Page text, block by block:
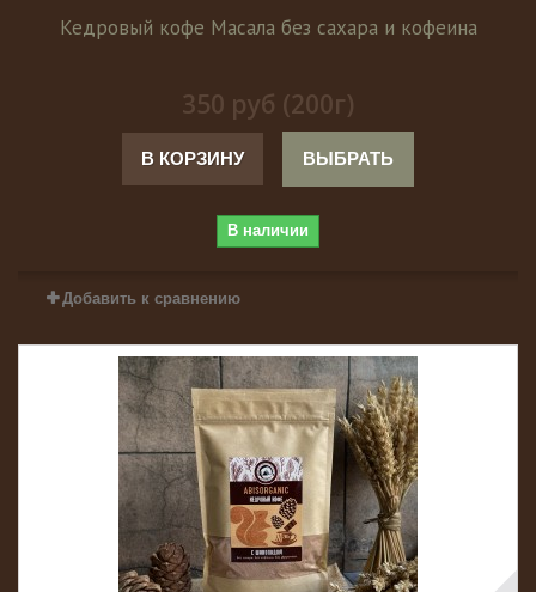
Кедровый кофе Масала без сахара и кофеина
350 руб (200г)
В КОРЗИНУ ВЫБРАТЬ
В наличии
Добавить к сравнению